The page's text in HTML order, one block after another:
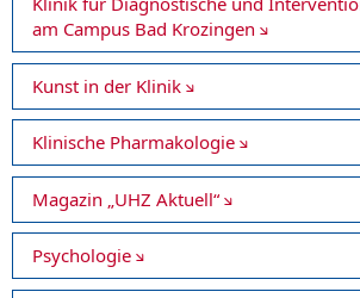
am Campus Bad Krozingen
Kunst in der Klinik
Klinische Pharmakologie
Magazin „UHZ Aktuell“
Psychologie